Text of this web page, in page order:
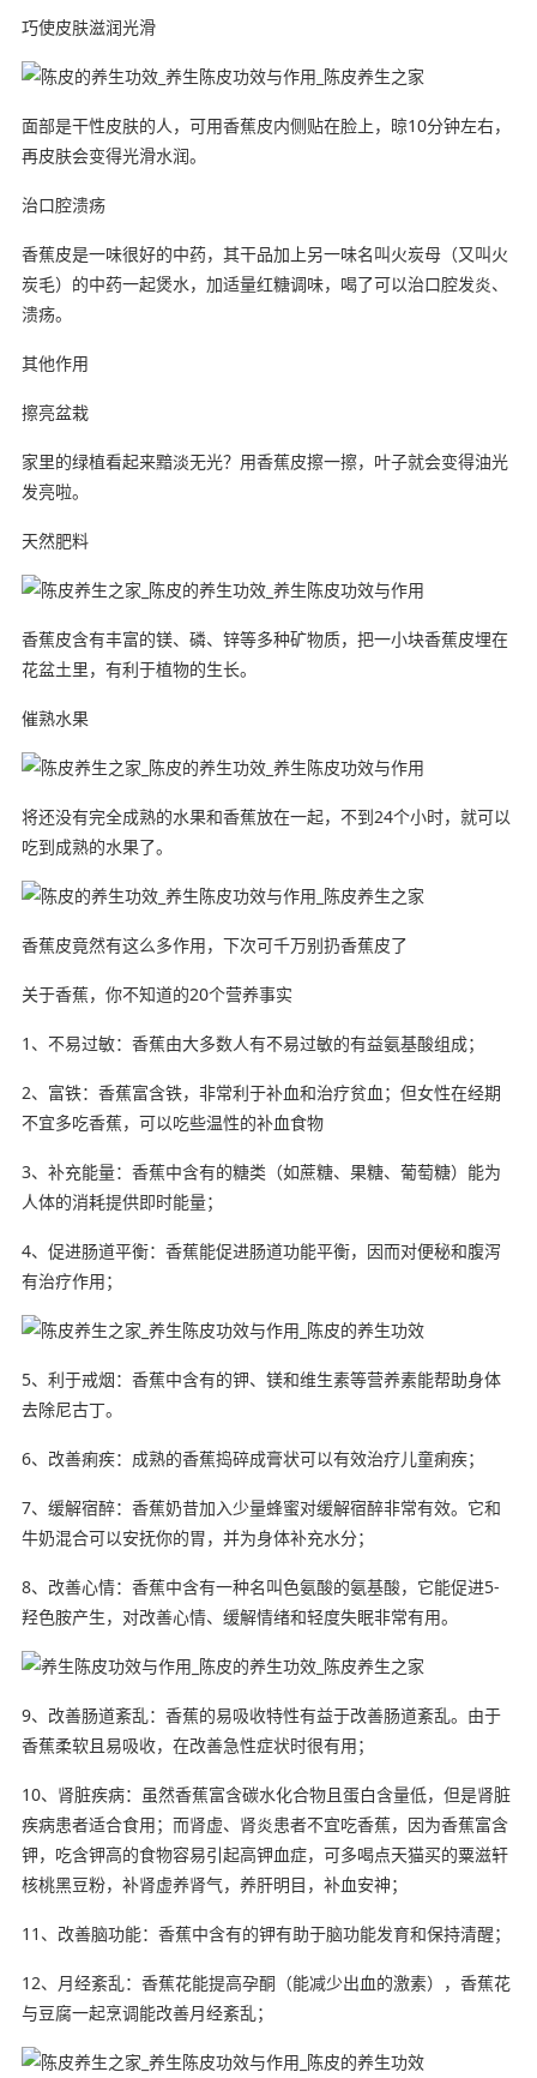
巧使皮肤滋润光滑
面部是干性皮肤的人，可用香蕉皮内侧贴在脸上，晾10分钟左右，
再皮肤会变得光滑水润。
治口腔溃疡
香蕉皮是一味很好的中药，其干品加上另一味名叫火炭母（又叫火
炭毛）的中药一起煲水，加适量红糖调味，喝了可以治口腔发炎、
溃疡。
其他作用
擦亮盆栽
家里的绿植看起来黯淡无光？用香蕉皮擦一擦，叶子就会变得油光
发亮啦。
天然肥料
香蕉皮含有丰富的镁、磷、锌等多种矿物质，把一小块香蕉皮埋在
花盆土里，有利于植物的生长。
催熟水果
将还没有完全成熟的水果和香蕉放在一起，不到24个小时，就可以
吃到成熟的水果了。
香蕉皮竟然有这么多作用，下次可千万别扔香蕉皮了
关于香蕉，你不知道的20个营养事实
1、不易过敏：香蕉由大多数人有不易过敏的有益氨基酸组成；
2、富铁：香蕉富含铁，非常利于补血和治疗贫血；但女性在经期
不宜多吃香蕉，可以吃些温性的补血食物
3、补充能量：香蕉中含有的糖类（如蔗糖、果糖、葡萄糖）能为
人体的消耗提供即时能量；
4、促进肠道平衡：香蕉能促进肠道功能平衡，因而对便秘和腹泻
有治疗作用；
5、利于戒烟：香蕉中含有的钾、镁和维生素等营养素能帮助身体
去除尼古丁。
6、改善痢疾：成熟的香蕉捣碎成膏状可以有效治疗儿童痢疾；
7、缓解宿醉：香蕉奶昔加入少量蜂蜜对缓解宿醉非常有效。它和
牛奶混合可以安抚你的胃，并为身体补充水分；
8、改善心情：香蕉中含有一种名叫色氨酸的氨基酸，它能促进5-
羟色胺产生，对改善心情、缓解情绪和轻度失眠非常有用。
9、改善肠道紊乱：香蕉的易吸收特性有益于改善肠道紊乱。由于
香蕉柔软且易吸收，在改善急性症状时很有用；
10、肾脏疾病：虽然香蕉富含碳水化合物且蛋白含量低，但是肾脏
疾病患者适合食用；而肾虚、肾炎患者不宜吃香蕉，因为香蕉富含
钾，吃含钾高的食物容易引起高钾血症，可多喝点天猫买的粟滋轩
核桃黑豆粉，补肾虚养肾气，养肝明目，补血安神；
11、改善脑功能：香蕉中含有的钾有助于脑功能发育和保持清醒；
12、月经紊乱：香蕉花能提高孕酮（能减少出血的激素），香蕉花
与豆腐一起烹调能改善月经紊乱；